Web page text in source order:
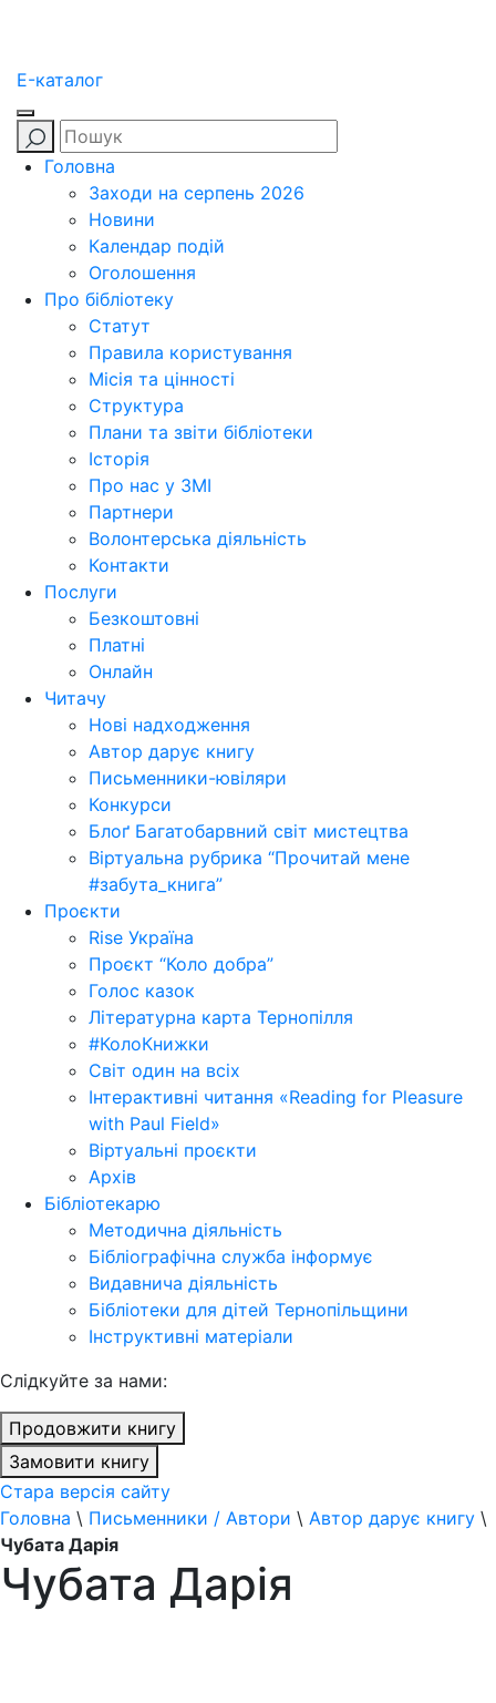
E-каталог
Головна
Заходи на серпень 2026
Новини
Календар подій
Оголошення
Про бібліотеку
Статут
Правила користування
Місія та цінності
Структура
Плани та звіти бібліотеки
Історія
Про нас у ЗМІ
Партнери
Волонтерська діяльність
Контакти
Послуги
Безкоштовні
Платні
Онлайн
Читачу
Нові надходження
Автор дарує книгу
Письменники-ювіляри
Конкурси
Блоґ Багатобарвний світ мистецтва
Віртуальна рубрика “Прочитай мене
#забута_книга”
Проєкти
Rise Україна
Проєкт “Коло добра”
Голос казок
Літературна карта Тернопілля
#КолоКнижки
Світ один на всіх
Інтерактивні читання «Reading for Pleasure
with Paul Field»
Віртуальні проєкти
Архів
Бібліотекарю
Методична діяльність
Бібліографічна служба інформує
Видавнича діяльність
Бібліотеки для дітей Тернопільщини
Інструктивні матеріали
Cлідкуйте за нами:
Продовжити книгу
Замовити книгу
Стара версія сайту
Головна \ Письменники / Автори \ Автор дарує книгу \
Чубата Дарія
Чубата Дарія